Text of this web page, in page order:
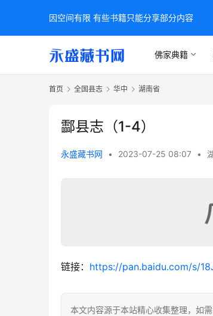
佛家典籍
首页 全国县志 华中 湖南省
酃县志（1-4）
永盛藏书网 • 2023-07-25 08:07 •
链接： https://pan.baidu.com/s/
本文内容源于本站精心收集整理，如
因空间有限 有些书籍只能分享部分内容